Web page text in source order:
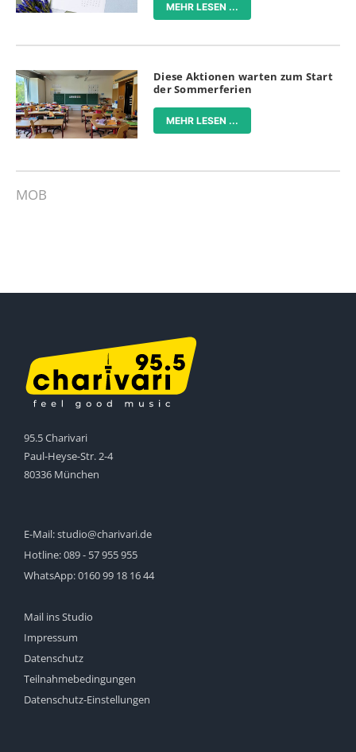
MEHR LESEN ...
Diese Aktionen warten zum Start
der Sommerferien
MEHR LESEN ...
MOB
95.5 Charivari
Paul-Heyse-Str. 2-4
80336 München
E-Mail:studio@charivari.de
Hotline:089 - 57 955 955
WhatsApp:0160 99 18 16 44
Mail ins Studio
Impressum
Datenschutz
Teilnahmebedingungen
Datenschutz-Einstellungen